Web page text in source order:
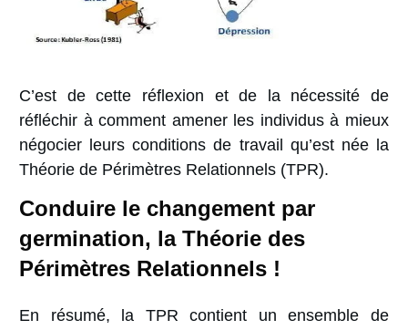
C’est de cette réflexion et de la nécessité de
réfléchir à comment amener les individus à mieux
négocier leurs conditions de travail qu’est née la
Théorie de Périmètres Relationnels (TPR).
Conduire le changement par
germination, la Théorie des
Périmètres Relationnels !
En résumé, la TPR contient un ensemble de